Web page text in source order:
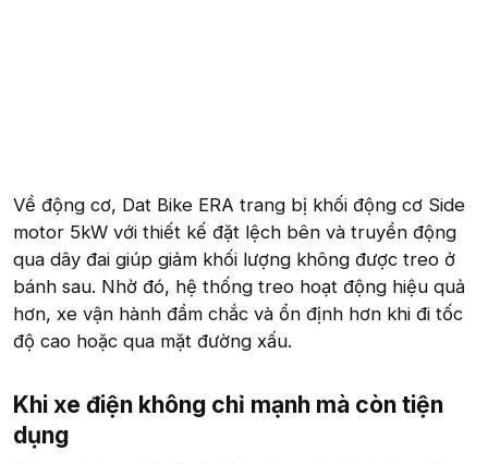
Về động cơ, Dat Bike ERA trang bị khối động cơ Side
motor 5kW với thiết kế đặt lệch bên và truyền động
qua dây đai giúp giảm khối lượng không được treo ở
bánh sau. Nhờ đó, hệ thống treo hoạt động hiệu quả
hơn, xe vận hành đầm chắc và ổn định hơn khi đi tốc
độ cao hoặc qua mặt đường xấu.
Khi xe điện không chỉ mạnh mà còn tiện
dụng​